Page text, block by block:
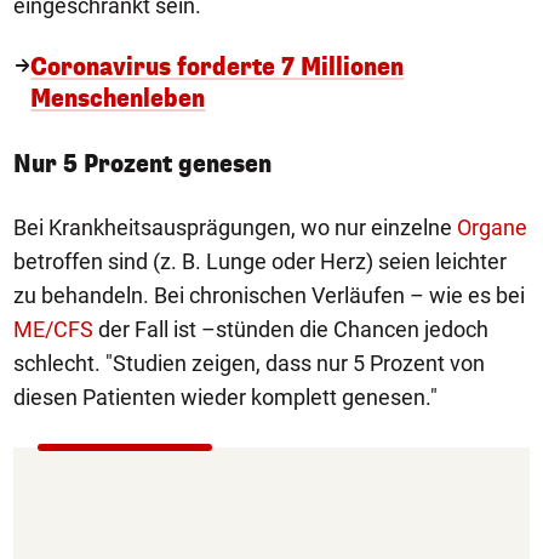
eingeschränkt sein.
Coronavirus forderte 7 Millionen
Menschenleben
Nur 5 Prozent genesen
Bei Krankheitsausprägungen, wo nur einzelne Organe
betroffen sind (z. B. Lunge oder Herz) seien leichter
zu behandeln. Bei chronischen Verläufen – wie es bei
ME/CFS der Fall ist –stünden die Chancen jedoch
schlecht. "Studien zeigen, dass nur 5 Prozent von
diesen Patienten wieder komplett genesen."